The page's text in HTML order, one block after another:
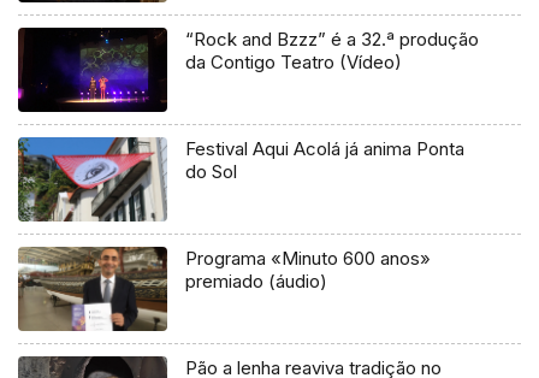
“Rock and Bzzz” é a 32.ª produção
da Contigo Teatro (Vídeo)
Festival Aqui Acolá já anima Ponta
do Sol
Programa «Minuto 600 anos»
premiado (áudio)
Pão a lenha reaviva tradição no